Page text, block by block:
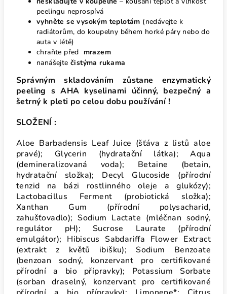
peelingu neprospívá
vyhněte se vysokým teplotám (nedávejte k
radiátorům, do koupelny během horké páry nebo do
auta v létě)
chraňte před mrazem
nanášejte čistýma rukama
Správným skladováním zůstane enzymatický
peeling s AHA kyselinami účinný, bezpečný a
šetrný k pleti po celou dobu používání !
SLOŽENÍ :
Aloe Barbadensis Leaf Juice (šťáva z listů aloe
pravé); Glycerin (hydratační látka); Aqua
(demineralizovaná voda); Betaine (betain,
hydratační složka); Decyl Glucoside (přírodní
tenzid na bázi rostlinného oleje a glukózy);
Lactobacillus Ferment (probiotická složka);
Xanthan Gum (přírodní polysacharid,
zahušťovadlo); Sodium Lactate (mléčnan sodný,
regulátor pH); Sucrose Laurate (přírodní
emulgátor); Hibiscus Sabdariffa Flower Extract
(extrakt z květů ibišku); Sodium Benzoate
(benzoan sodný, konzervant pro certifikované
přírodní a bio přípravky); Potassium Sorbate
(sorban draselný, konzervant pro certifikované